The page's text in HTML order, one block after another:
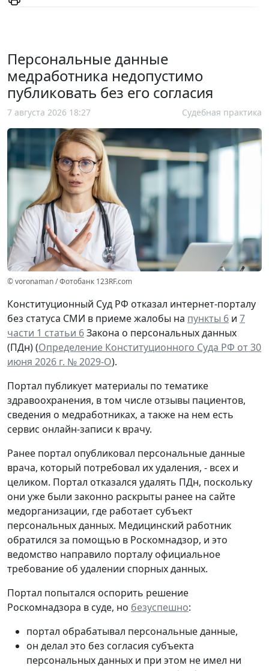
Персональные данные
медработника недопустимо
публиковать без его согласия
7 августа 2026 18:27 Судебная практика
© voronaman / Фотобанк 123RF.com
Конституционный Суд РФ отказал интернет-порталу
без статуса СМИ в приеме жалобы на пункты 6 и 7
части 1 статьи 6Закона о персональных данных
(ПДн) (Определение Конституционного Суда РФ от 30
июня 2026 г. № 2029-О).
Портал публикует материалы по тематике
здравоохранения, в том числе отзывы пациентов,
сведения о медработниках, а также на нем есть
сервис онлайн-записи к врачу.
Ранее портал опубликовал персональные данные
врача, который потребовал их удаления, - всех и
целиком. Портал отказался удалять ПДн, поскольку
они уже были законно раскрыты ранее на сайте
медорганизации, где работает субъект
персональных данных. Медицинский работник
обратился за помощью в Роскомнадзор, и это
ведомство направило порталу официальное
требование об удалении спорных данных.
Портал попытался оспорить решение
Роскомнадзора в суде, но безуспешно:
портал обрабатывал персональные данные,
он делал это без согласия субъекта
персональных данных и при этом не имел ни